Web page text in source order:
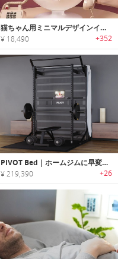
猫ちゃん用ミニマルデザインインタラクティブベッド
¥ 18,490 +352
PIVOT Bed｜ホームジムに早変わりするプレミアムベッド「ピボットベッド」
¥ 219,390 +26